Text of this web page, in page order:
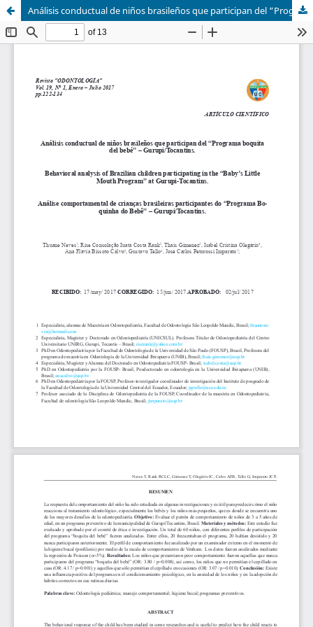
Análisis conductual de niños brasileños que participan del “Programa boquita del bebé” – Gurupi/Tocantins